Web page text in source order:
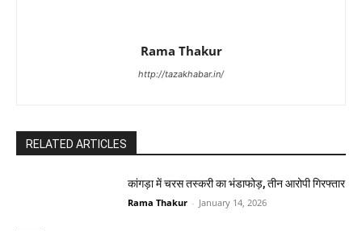
Rama Thakur
http://tazakhabar.in/
RELATED ARTICLES
कांगड़ा में चरस तस्करी का भंडाफोड़, तीन आरोपी गिरफ्तार
Rama Thakur - January 14, 2026